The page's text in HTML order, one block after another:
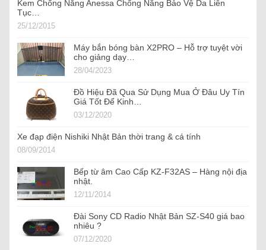
Kem Chống Nắng Anessa Chống Nắng Bảo Vệ Da Liên
Tục…
25/12/2015
Máy bắn bóng bàn X2PRO – Hỗ trợ tuyệt vời
cho giảng dạy…
28/04/2023
Đồ Hiệu Đã Qua Sử Dụng Mua Ở Đâu Uy Tín
Giá Tốt Để Kinh…
03/12/2020
Xe đạp điện Nishiki Nhật Bản thời trang & cá tính
08/09/2014
Bếp từ âm Cao Cấp KZ-F32AS – Hàng nội địa
nhật.
12/11/2014
Đài Sony CD Radio Nhật Bản SZ-S40 giá bao
nhiêu ?
07/12/2020